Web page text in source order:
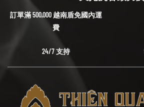
訂單滿 500,000 越南盾免國內運
費
24/7 支持